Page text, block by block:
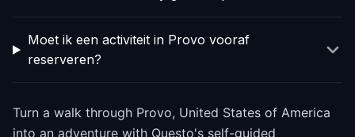
Moet ik een activiteit in Provo vooraf
reserveren?
Turn a walk through Provo, United States of America
into an adventure with Questo's self-guided